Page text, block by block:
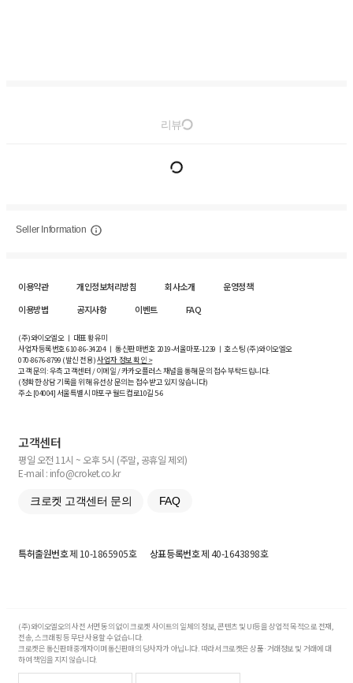
리뷰
Seller Information
이용약관 개인정보처리방침 회사소개
운영정책
이용방법
공지사항 이벤트 FAQ
(주)와이오엘오 ㅣ 대표 황유미
사업자등록번호610-86-34204ㅣ 통신판매번호 2019-서울마포-1239 ㅣ 호스팅 (주)와이오엘오
070-8676-8799 (발신 전용)사업자 정보 확인 >
고객 문의: 우측 고객센터 / 이메일 / 카카오플러스 채널을 통해 문의 접수 부탁드립니다.
(정확한 상담 기록을 위해 유선상 문의는 접수받고 있지 않습니다)
주소 [04004] 서울특별시 마포구 월드컵로10길5-6
고객센터
평일 오전 11시 ~ 오후 5시 (주말, 공휴일 제외)
E-mail : info@croket.co.kr
크로켓 고객센터 문의 FAQ
특허출원번호제 10-1865905호 상표등록번호제 40-1643898호
(주)와이오엘오의 사전 서면 동의 없이 크로켓 사이트의 일체의 정보, 콘텐츠 및 UI등을 상업적 목적으로 전재,
전송, 스크래핑 등 무단 사용할 수 없습니다.
크로켓은 통신판매중개자이며 통신판매의 당사자가 아닙니다. 따라서 크로켓은 상품·거래정보 및 거래에 대
하여 책임을 지지 않습니다.